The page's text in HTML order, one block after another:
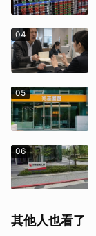
04
05
06
其他人也看了